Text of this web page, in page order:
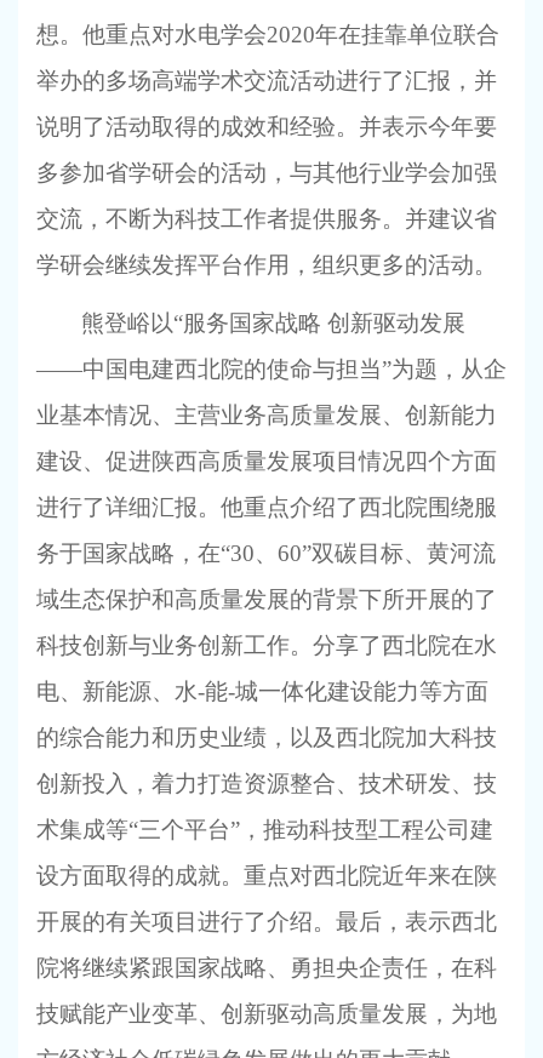
想。他重点对水电学会2020年在挂靠单位联合
举办的多场高端学术交流活动进行了汇报，并
说明了活动取得的成效和经验。并表示今年要
多参加省学研会的活动，与其他行业学会加强
交流，不断为科技工作者提供服务。并建议省
学研会继续发挥平台作用，组织更多的活动。
熊登峪以“服务国家战略 创新驱动发展
——中国电建西北院的使命与担当”为题，从企
业基本情况、主营业务高质量发展、创新能力
建设、促进陕西高质量发展项目情况四个方面
进行了详细汇报。他重点介绍了西北院围绕服
务于国家战略，在“30、60”双碳目标、黄河流
域生态保护和高质量发展的背景下所开展的了
科技创新与业务创新工作。分享了西北院在水
电、新能源、水-能-城一体化建设能力等方面
的综合能力和历史业绩，以及西北院加大科技
创新投入，着力打造资源整合、技术研发、技
术集成等“三个平台”，推动科技型工程公司建
设方面取得的成就。重点对西北院近年来在陕
开展的有关项目进行了介绍。最后，表示西北
院将继续紧跟国家战略、勇担央企责任，在科
技赋能产业变革、创新驱动高质量发展，为地